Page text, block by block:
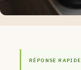
RÉPONSE RAPIDE